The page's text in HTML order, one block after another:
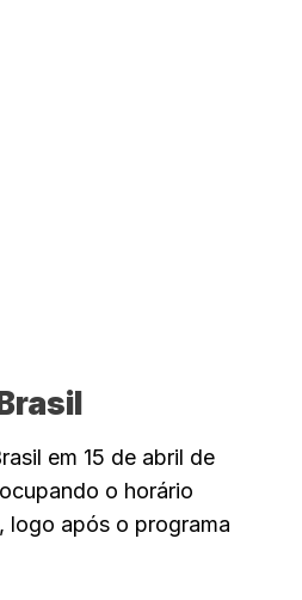
em 15 de abril de
o horário
logo após o programa